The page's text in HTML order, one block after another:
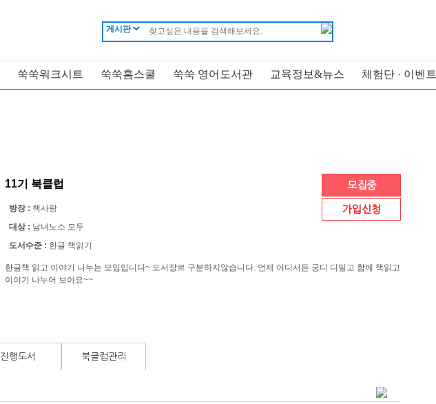
쑥쑥워크시트 쑥쑥홈스쿨 쑥쑥 영어도서관 교육정보&뉴스 체험단 · 이벤트
11기 북클럽
방장 : 책사랑
대상 : 남녀노소 모두
도서수준 : 한글 책읽기
한글책 읽고 이야기 나누는 모임입니다~ 도서장르 구분하지않습니다. 언제 어디서든 궁디 디밀고 함께 책읽고
이야기 나누어 보아요~~
모집중
가입신청
진행도서 북클럽관리